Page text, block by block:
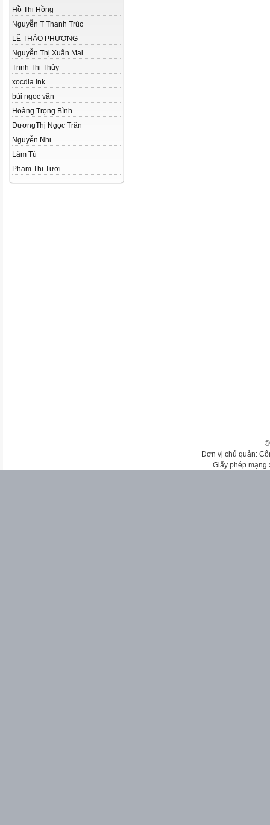
Hồ Thị Hồng
Nguyễn T Thanh Trúc
LÊ THẢO PHƯƠNG
Nguyễn Thị Xuân Mai
Trịnh Thị Thủy
xocdia ink
bùi ngọc vân
Hoàng Trọng Bình
DươngThị Ngọc Trân
Nguyễn Nhi
Lâm Tú
Phạm Thị Tươi
Đơn vị chủ quản:
Giấy phép mạng